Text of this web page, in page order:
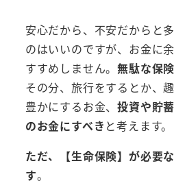
安心だから、不安だからと
のはいいのですが、お金に
すすめしません。無駄な保
その分、旅行をするとか、
豊かにするお金、投資や貯
のお金にすべき と考えます。
ただ、【生命保険】が必要
す。